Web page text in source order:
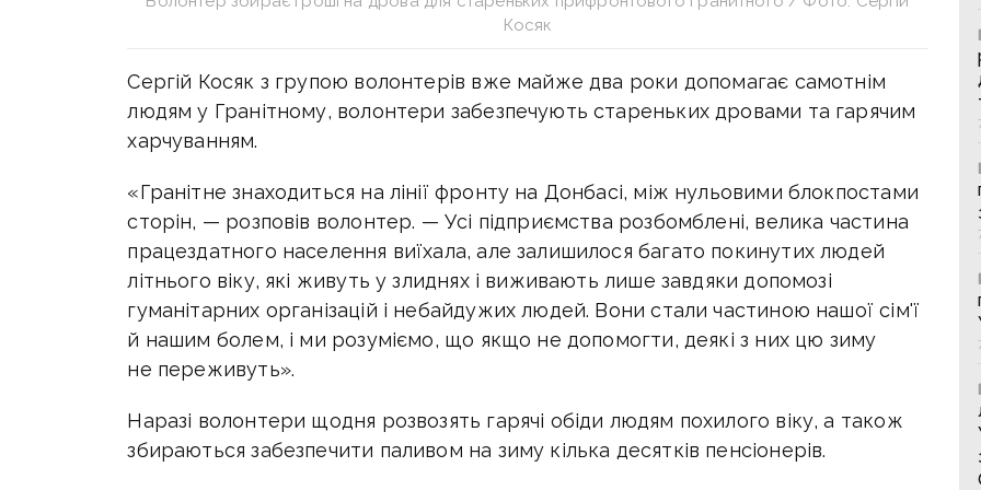
Косяк
Сергій Косяк з групою волонтерів вже майже два роки допомагає самотнім
людям у Гранітному, волонтери забезпечують стареньких дровами та гарячим
харчуванням.
«Гранітне знаходиться на лінії фронту на Донбасі, між нульовими блокпостами
сторін, — розповів волонтер. — Усі підприємства розбомблені, велика частина
працездатного населення виїхала, але залишилося багато покинутих людей
літнього віку, які живуть у злиднях і виживають лише завдяки допомозі
гуманітарних організацій і небайдужих людей. Вони стали частиною нашої сім'ї
й нашим болем, і ми розуміємо, що якщо не допомогти, деякі з них цю зиму
не переживуть».
Наразі волонтери щодня розвозять гарячі обіди людям похилого віку, а також
збираються забезпечити паливом на зиму кілька десятків пенсіонерів.